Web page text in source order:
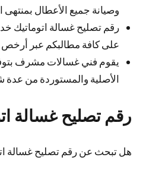
وصيانة جميع الأعطال بمنتهى
رقم تصليح غسالة اتوماتيك
على كافة مطالبكم عبر
يقوم فني غسالات مشرف
الأصلية والمستوردة من عدة
رقم تصليح غسالة
هل تبحث عن رقم تصليح غسالة